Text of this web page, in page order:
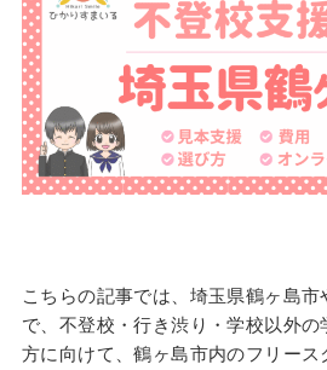
こちらの記事では、埼玉県鶴ヶ島
で、不登校・行き渋り・学校以外
方に向けて、鶴ヶ島市内のフリース